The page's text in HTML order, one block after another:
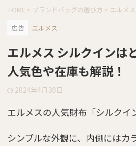
HOME > ブランドバッグの選び方 > エルメス
広告
エルメス
エルメス シルクインは
人気色や在庫も解説！
2024年4月30日
エルメスの人気財布「シルクイ
シンプルな外観に、内側にはカ